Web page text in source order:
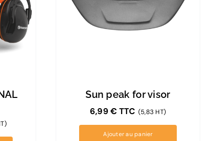
Sun peak for visor
6,99€ TTC (5,83 HT)
Ajouter au panier